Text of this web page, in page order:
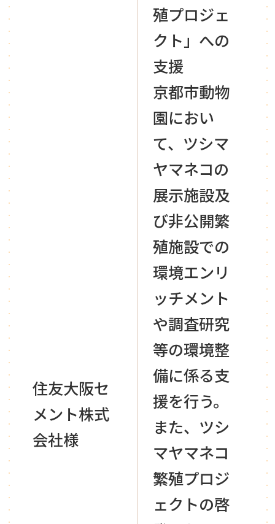
住友大阪セ
メント株式
会社様
殖プロジェ
クト」への
支援
京都市動物
園におい
て、ツシマ
ヤマネコの
展示施設及
び非公開繁
殖施設での
環境エンリ
ッチメント
や調査研究
等の環境整
備に係る支
援を行う。
また、ツシ
マヤマネコ
繁殖プロジ
ェクトの啓